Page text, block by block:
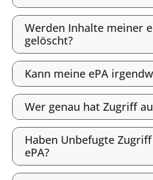
Werden Inhalte meiner
gelöscht?
Kann meine ePA
Wer genau hat Zugriff
Haben Unbefugte
ePA?